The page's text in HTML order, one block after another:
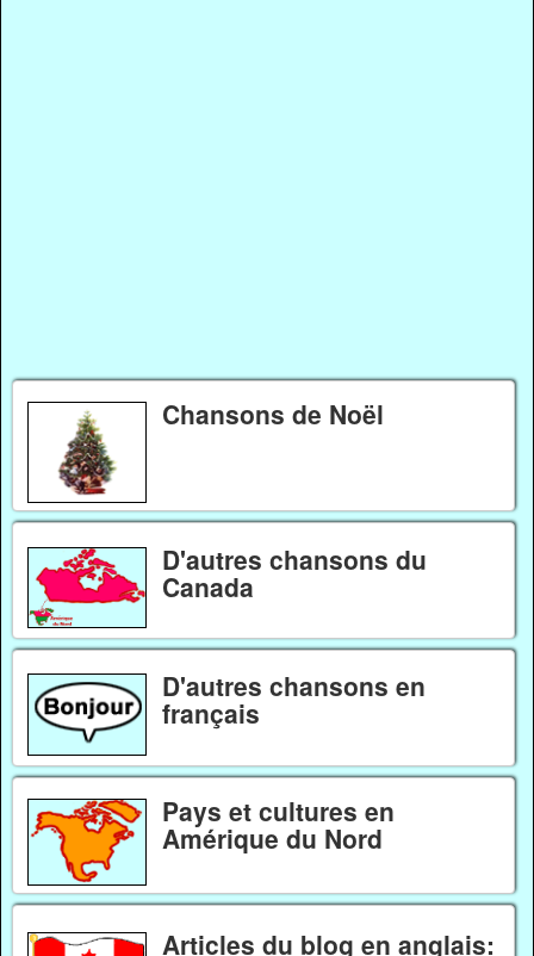
Chansons de Noël
D'autres chansons du
Canada
D'autres chansons en
français
Pays et cultures en
Amérique du Nord
Articles du blog en anglais: